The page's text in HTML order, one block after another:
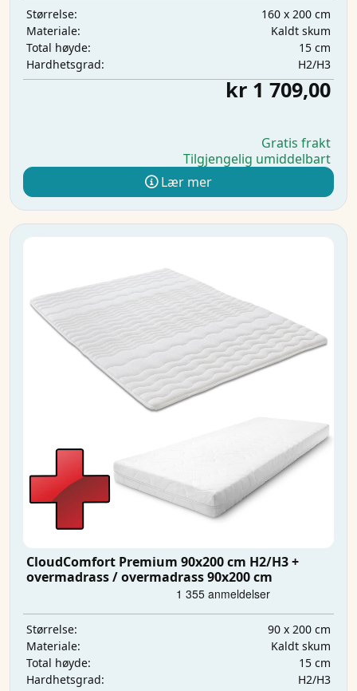
Størrelse:
160 x 200 cm
Materiale:
Kaldt skum
Total høyde:
15 cm
Hardhetsgrad:
H2/H3
kr 1 709,00
Gratis frakt
Tilgjengelig umiddelbart
Lær mer
CloudComfort Premium 90x200 cm H2/H3 +
overmadrass / overmadrass 90x200 cm
Størrelse:
90 x 200 cm
Materiale:
Kaldt skum
Total høyde:
15 cm
Hardhetsgrad:
H2/H3